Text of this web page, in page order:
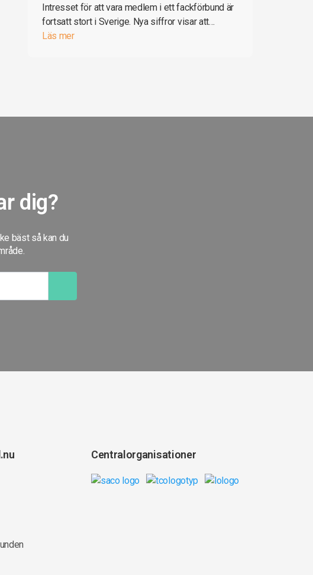
Intresset för att vara medlem i ett fackförbund är
fortsatt stort i Sverige. Nya siffror visar att…
Läs mer
dig?
bäst så kan du
Centralorganisationer